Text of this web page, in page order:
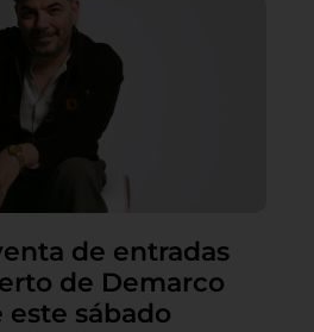
de entradas
de Demarco
este sábado